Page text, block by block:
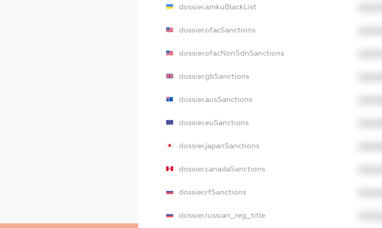
dossier.amkuBlackList
dossier.ofacSanctions
dossier.ofacNonSdnSanctions
dossier.gbSanctions
dossier.ausSanctions
dossier.euSanctions
dossier.japanSanctions
dossier.canadaSanctions
dossier.rfSanctions
dossier.russian_reg_title